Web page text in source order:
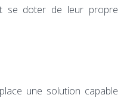
se doter de leur propre
une solution capable